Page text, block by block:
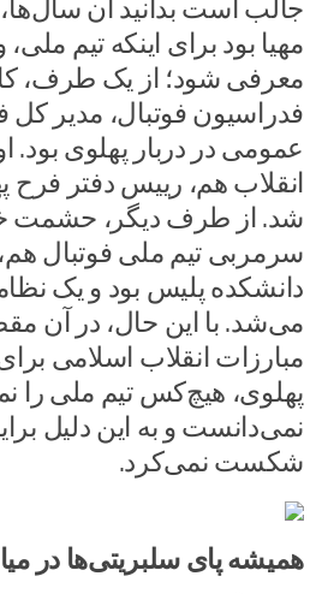
جالب است بدانید آن
مهیا بود برای اینکه تیم
معرفی شود؛ از یک طرف،
فدراسیون فوتبال، مدیر
عمومی در دربار پهلوی بود.
انقلاب هم، رییس دفتر فرح
شد. از طرف دیگر، حشمت
سرمربی تیم ملی فوتبال
دانشکده پلیس بود و یک
می‌شد. با این حال، در آن
مبارزات انقلاب اسلامی
پهلوی، هیچ‌کس تیم ملی را
نمی‌دانست و به این دلیل
شکست نمی‌کرد.
همیشه پای سلبریتی‌ها در